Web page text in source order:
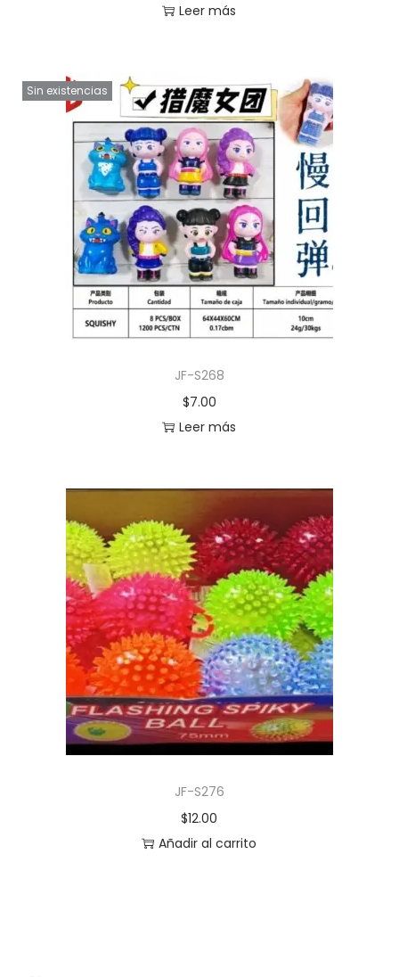
Leer más
Sin existencias
JF-S268
$7.00
Leer más
JF-S276
$12.00
Añadir al carrito